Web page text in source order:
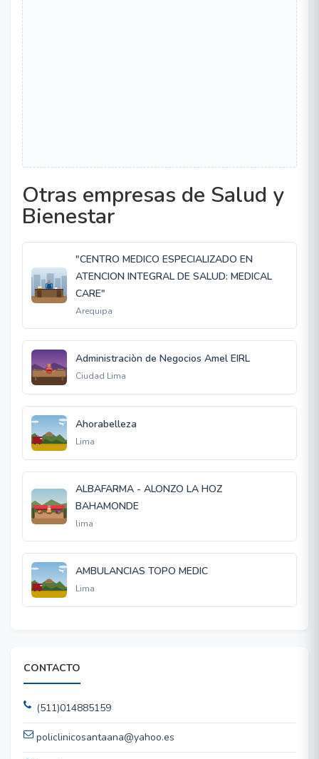
Otras empresas de Salud y
Bienestar
"CENTRO MEDICO ESPECIALIZADO EN
ATENCION INTEGRAL DE SALUD: MEDICAL
CARE"
Arequipa
Administraciòn de Negocios Amel EIRL
Ciudad Lima
Ahorabelleza
Lima
ALBAFARMA - ALONZO LA HOZ
BAHAMONDE
lima
AMBULANCIAS TOPO MEDIC
Lima
CONTACTO
(511)014885159
policlinicosantaana@yahoo.es